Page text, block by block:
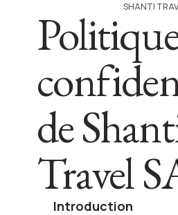
SHANTI
de
Travel
Introduction